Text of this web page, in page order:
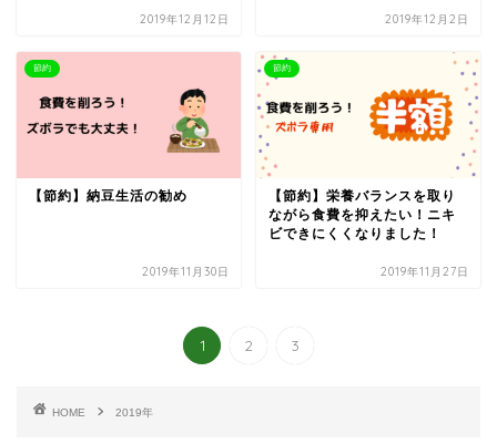
2019年12月12日 2019年12月2日
節約
【節約】納豆生活の勧め
2019年11月30日
節約
【節約】栄養バランスを取り
ながら食費を抑えたい！ニキ
ビできにくくなりました！
2019年11月27日
1 2 3
HOME 2019年